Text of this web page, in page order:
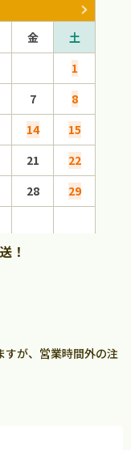
金
土
1
7
8
14
15
21
22
28
29
！
すが、営業時間外の注